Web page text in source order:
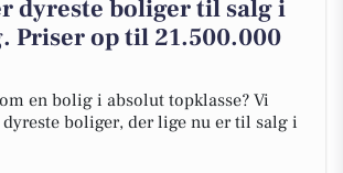
dyreste boliger til salg i
Priser op til 21.500.000
en bolig i absolut topklasse? Vi
boliger, der lige nu er til salg i